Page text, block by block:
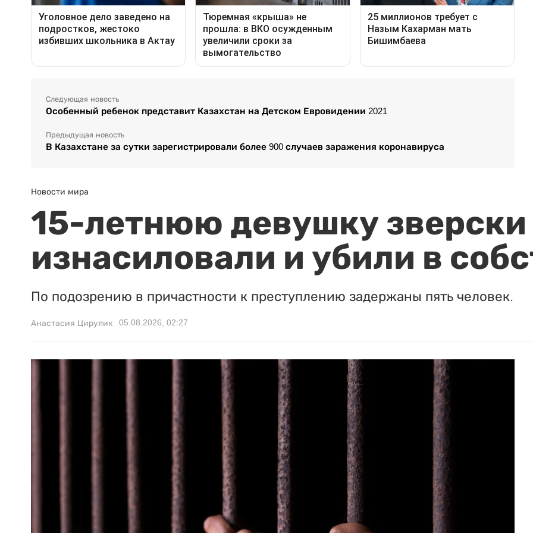
Следующая новость
Особенный ребенок представит Казахстан на Детском Евровидении 2021
Предыдущая новость
В Казахстане за сутки зарегистрировали более 900 случаев заражения коронавируса
Новости мира
15-летнюю девушку зверски
изнасиловали и убили в
По подозрению в причастности к преступлению задержаны пять человек.
Анастасия Цирулик 05.08.2026, 02:27